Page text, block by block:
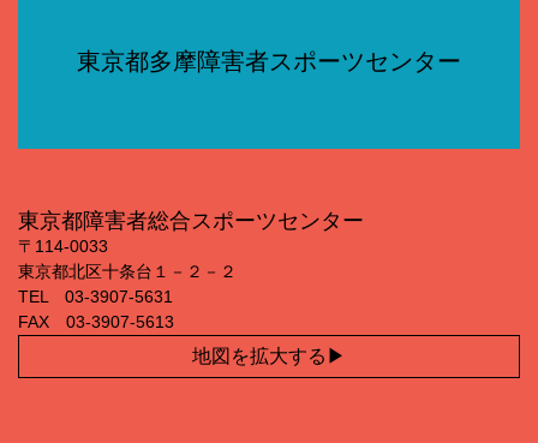
東京都多摩障害者スポーツセンター
東京都障害者総合スポーツセンター
〒114‐0033
東京都北区十条台１－２－２
TEL 03‐3907‐5631
FAX 03‐3907‐5613
地図を拡大する